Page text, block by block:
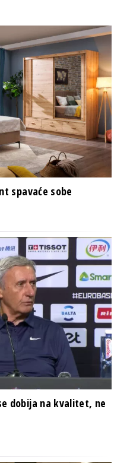
spavaće sobe
dobija na kvalitet, ne